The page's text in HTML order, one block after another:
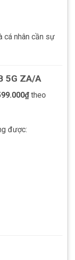
cá nhân cần sự
5G ZA/A
theo
được: